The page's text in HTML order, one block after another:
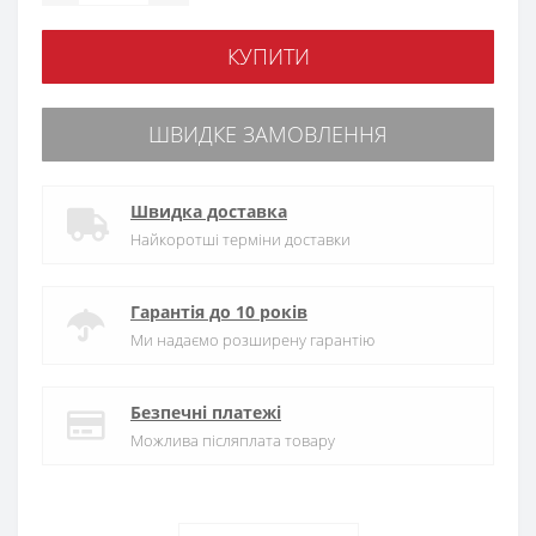
КУПИТИ
ШВИДКЕ ЗАМОВЛЕННЯ
Швидка доставка
Найкоротші терміни доставки
Гарантія до 10 років
Ми надаємо розширену гарантію
Безпечні платежі
Можлива післяплата товару